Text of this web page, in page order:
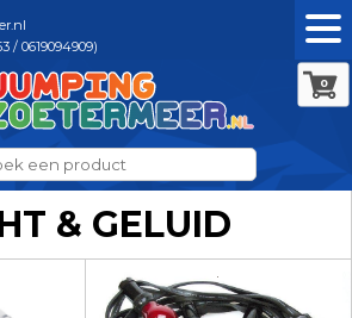
0
/ 0619094909)
& GELUID